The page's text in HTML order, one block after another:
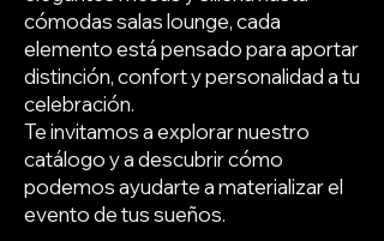
cómodas salas lounge, cada
elemento está pensado para aportar
distinción, confort y personalidad a tu
celebración.
​Te invitamos a explorar nuestro
catálogo y a descubrir cómo
podemos ayudarte a materializar el
evento de tus sueños.